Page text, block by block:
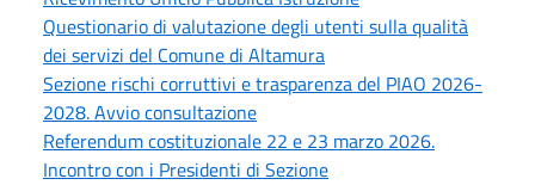
Questionario di valutazione degli utenti sulla qualità
dei servizi del Comune di Altamura
Sezione rischi corruttivi e trasparenza del PIAO 2026-
2028. Avvio consultazione
Referendum costituzionale 22 e 23 marzo 2026.
Incontro con i Presidenti di Sezione